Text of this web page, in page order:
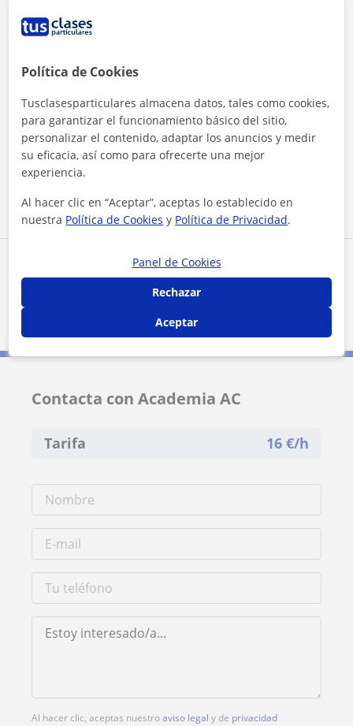
E Esther
estudios a nuestro problema.
D Doris ★★
Se adaptan bien al alumno y facilitan posibles
cambios de clases y horarios
Ver todas las valoraciones
Reconocimientos
Academia AC tiene el Perfil Verificado
Contacta con Academia AC
Tarifa 16 €/h
Al hacer clic, aceptas nuestroaviso legal y de privacidad
Política de Cookies
Tusclasesparticulares almacena datos, tales como cookies,
para garantizar el funcionamiento básico del sitio,
personalizar el contenido, adaptar los anuncios y medir
su eficacia, así como para ofrecerte una mejor
experiencia.
Al hacer clic en “Aceptar”, aceptas lo establecido en
nuestra Política de Cookies y Política de Privacidad.
Panel de Cookies
Rechazar
Aceptar